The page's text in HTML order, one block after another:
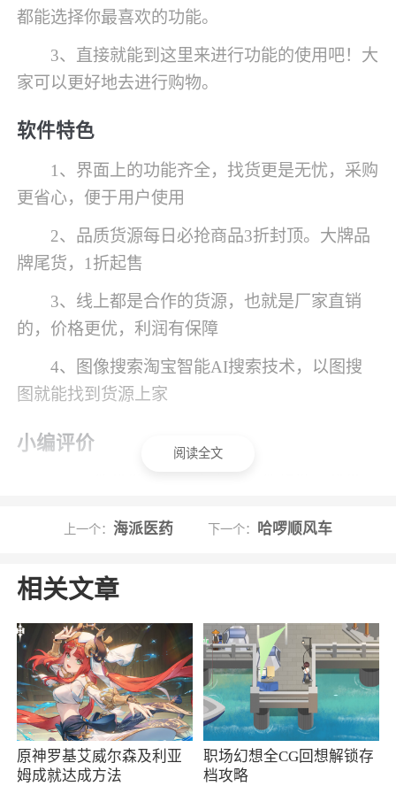
都能选择你最喜欢的功能。
3、直接就能到这里来进行功能的使用吧！大
家可以更好地去进行购物。
软件特色
1、界面上的功能齐全，找货更是无忧，采购
更省心，便于用户使用
2、品质货源每日必抢商品3折封顶。大牌品
牌尾货，1折起售
3、线上都是合作的货源，也就是厂家直销
的，价格更优，利润有保障
4、图像搜索淘宝智能AI搜索技术，以图搜
图就能找到货源上家
小编评价
价邮费
2、包包源头大量招商，欢迎各位有梦想，有
能力的微商入驻，发布信息推广货源，招募代
理，与广大微商共享货源
3、包包源头app，各种服饰、箱包、美妆用
品尽在其中，货源丰富，价格实惠，各种类型商
品一站网罗，厂家直销，为用户带来更贴心的网
上购物体验，购物更轻松
阅读全文
上一个： 海派医药 下一个： 哈啰顺风车
相关文章
原神罗基艾威尔森及利亚
姆成就达成方法
职场幻想全CG回想解锁存
档攻略